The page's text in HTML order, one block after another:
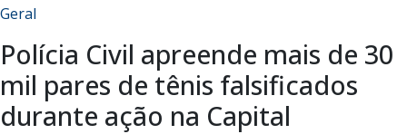
Geral
Polícia Civil apreende mais de 30
mil pares de tênis falsificados
durante ação na Capital